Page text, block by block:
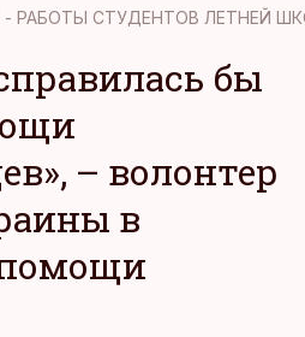
РАБОТЫ СТУДЕНТОВ ЛЕТНЕЙ
бы
– волонтер
в